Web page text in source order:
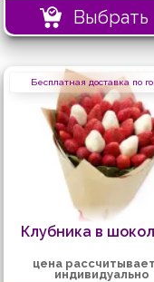
Выбрать
Бесплатная доставка по
Клубника в
цена
индивидуально